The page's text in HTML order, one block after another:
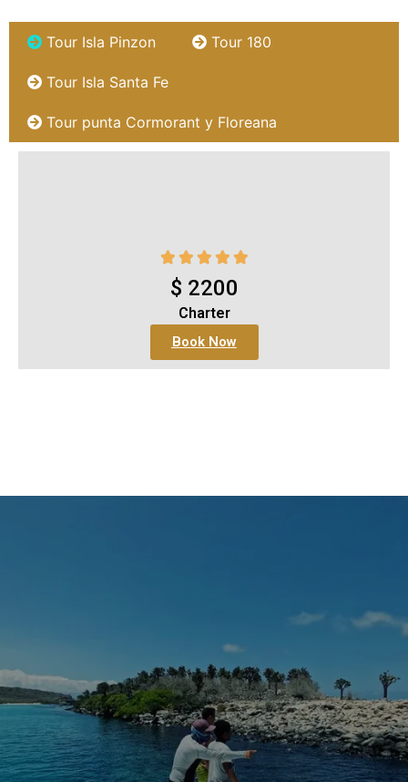
Tour Isla Pinzon Tour 180
Tour Isla Santa Fe
Tour punta Cormorant y Floreana
    
$ 2200
Charter
Book Now